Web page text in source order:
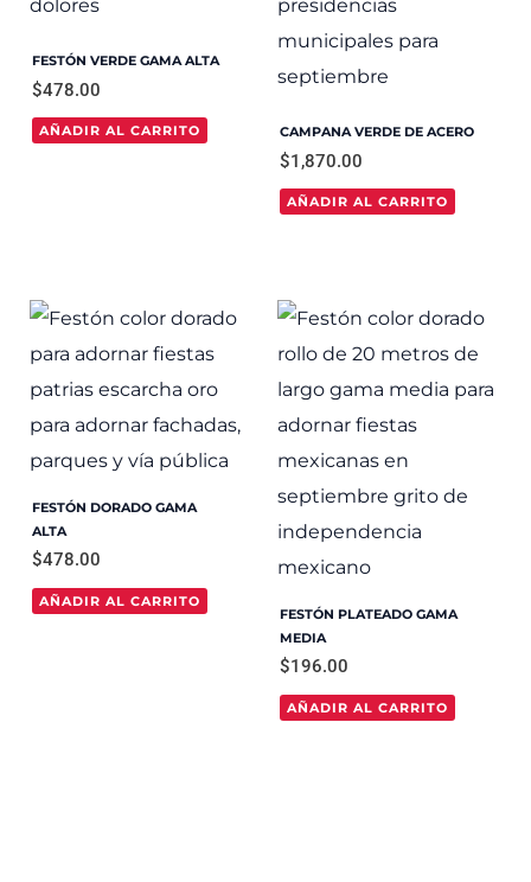
FESTÓN VERDE GAMA ALTA
$478.00
AÑADIR AL CARRITO CAMPANA VERDE DE ACERO
$1,870.00
AÑADIR AL CARRITO
FESTÓN DORADO GAMA
ALTA
$478.00
AÑADIR AL CARRITO
FESTÓN PLATEADO GAMA
MEDIA
$196.00
AÑADIR AL CARRITO